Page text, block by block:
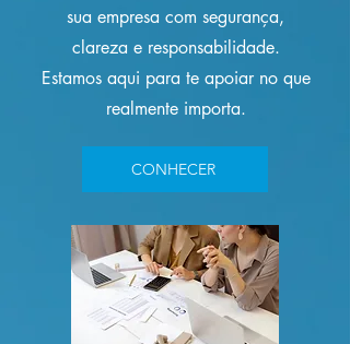
sua empresa com segurança,
clareza e responsabilidade.
Estamos aqui para te apoiar no que
realmente importa.
CONHECER